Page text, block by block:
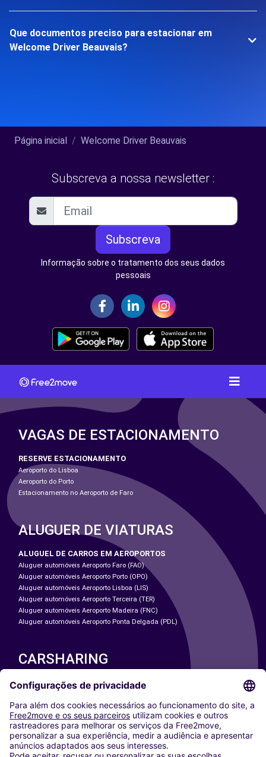
Que documentos preciso para estacionar em
Welcome Driver Beauvais?
Página inicial Welcome Driver Beauvais
Subscreva a nossa newsletter :
Subscreva
Informação sobre o tratamento dos seus dados
pessoais
VAGAS DE ESTACIONAMENTO
RESERVE ESTACIONAMENTO
Aeroporto do Lisboa
Aeroporto do Porto
Estacionamento no Aeroporto de Faro
ALUGUER DE VIATURAS
ALUGUEL DE CARROS EM AEROPORTOS
Aluguer automóveis Aeroporto Faro (FAO)
Aluguer automóveis Aeroporto Porto (OPO)
Aluguer automóveis Aeroporto Lisboa (LIS)
Aluguer automóveis Aeroporto Terceira (TER)
Aluguer automóveis Aeroporto Madeira (FNC)
Aluguer automóveis Aeroporto Ponta Delgada (PDL)
CARSHARING
NOSSAS CIDADES
Washington DC
Milan
Rome
Turin
Vienna